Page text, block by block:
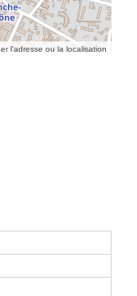
l’adresse ou la localisation